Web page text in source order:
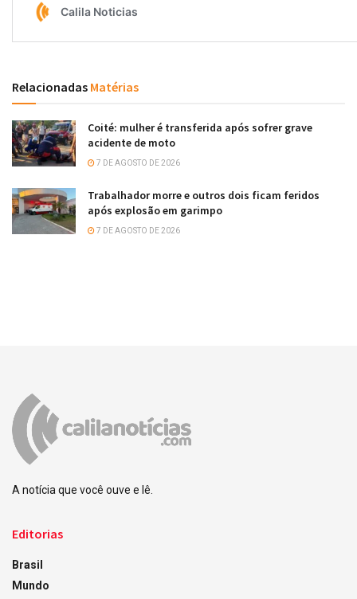
Relacionadas Matérias
Coité: mulher é transferida após sofrer grave
acidente de moto
7 DE AGOSTO DE 2026
Trabalhador morre e outros dois ficam feridos
após explosão em garimpo
7 DE AGOSTO DE 2026
A notícia que você ouve e lê.
Editorias
Brasil
Mundo